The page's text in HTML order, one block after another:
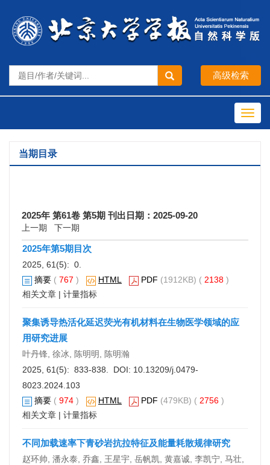
当期目录
2025年 第61卷 第5期 刊出日期：2025-09-20
上一期 下一期
2025年第5期目次
2025, 61(5): 0.
摘要 ( 767 ) HTML PDF (1912KB) ( 2138 )
相关文章 | 计量指标
聚集诱导热活化延迟荧光有机材料在生物医学领域的应
用研究进展
叶丹锋, 徐冰, 陈明明, 陈明瀚
2025, 61(5): 833-838. DOI: 10.13209/j.0479-
8023.2024.103
摘要 ( 974 ) HTML PDF (479KB) ( 2756 )
相关文章 | 计量指标
不同加载速率下青砂岩抗拉特征及能量耗散规律研究
赵环帅, 潘永泰, 乔鑫, 王星宇, 岳帆凯, 黄嘉诚, 李凯宁, 马壮,